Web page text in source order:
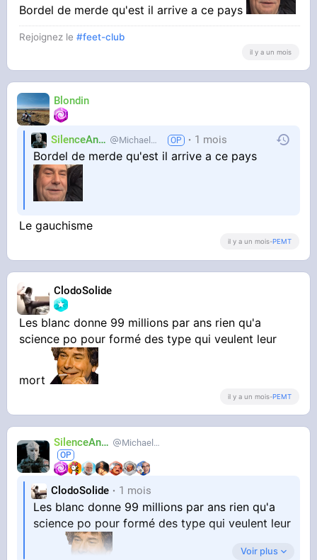
Bordel de merde qu'est il arrive a ce pays
Rejoignez le#feet-club
il y a un mois
Blondin
SilenceAnus MichaelMann 1 mois
Bordel de merde qu'est il arrive a ce pays
Le gauchisme
il y a un mois-PEMT
ClodoSolide
Les blanc donne 99 millions par ans rien qu'a
science po pour formé des type qui veulent leur
mort
il y a un mois-PEMT
SilenceAnus MichaelMann
ClodoSolide 1 mois
Les blanc donne 99 millions par ans rien qu'a
science po pour formé des type qui veulent leur
Voir plus